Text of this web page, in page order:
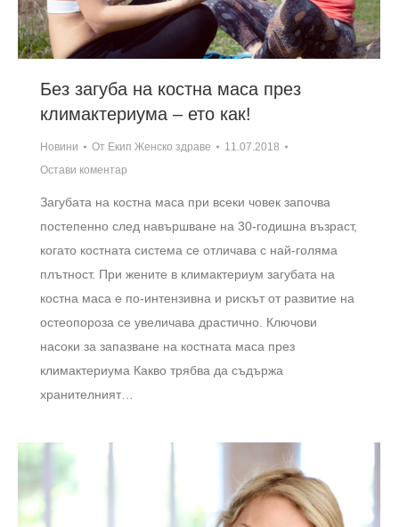
Без загуба на костна маса през
климактериума – ето как!
Новини От Екип Женско здраве
11.07.2018
Остави коментар
Загубата на костна маса при всеки човек започва
постепенно след навършване на 30-годишна възраст,
когато костната система се отличава с най-голяма
плътност. При жените в климактериум загубата на
костна маса е по-интензивна и рискът от развитие на
остеопороза се увеличава драстично. Ключови
насоки за запазване на костната маса през
климактериума Какво трябва да съдържа
хранителният…